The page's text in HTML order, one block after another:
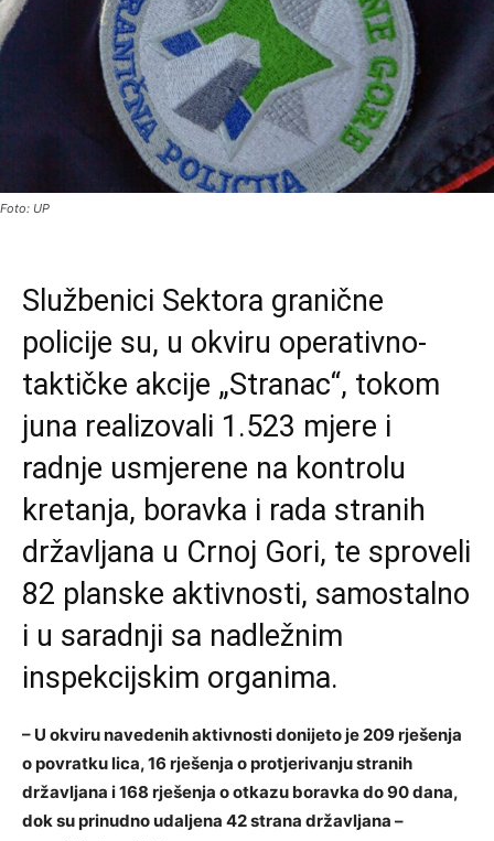
Foto: UP
Službenici Sektora granične
policije su, u okviru operativno-
taktičke akcije „Stranac“, tokom
juna realizovali 1.523 mjere i
radnje usmjerene na kontrolu
kretanja, boravka i rada stranih
državljana u Crnoj Gori, te sproveli
82 planske aktivnosti, samostalno
i u saradnji sa nadležnim
inspekcijskim organima.
– U okviru navedenih aktivnosti donijeto je 209 rješenja
o povratku lica, 16 rješenja o protjerivanju stranih
državljana i 168 rješenja o otkazu boravka do 90 dana,
dok su prinudno udaljena 42 strana državljana –